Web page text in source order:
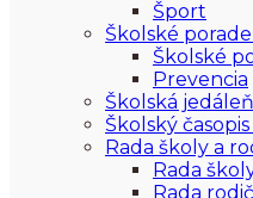
Šport
Školské
Školské
Prevencia
Školská jedáleň
Školský
Rada školy a
Rada
Rada